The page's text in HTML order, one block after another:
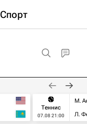
Спорт
Теннис
07.08 21:00
М.
Л.